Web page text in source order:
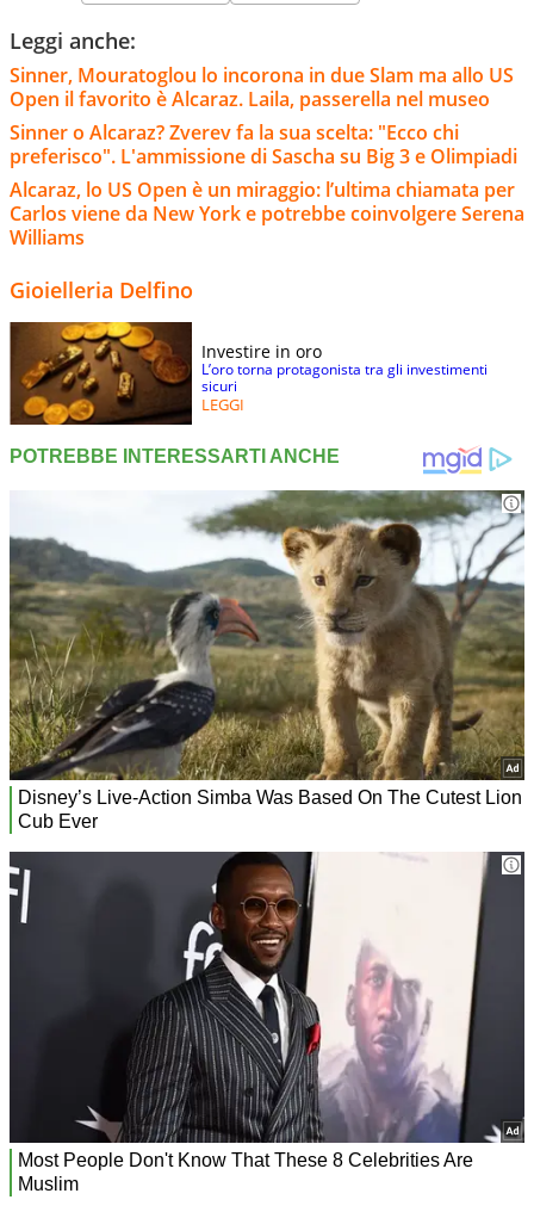
Leggi anche:
Sinner, Mouratoglou lo incorona in due Slam ma allo US
Open il favorito è Alcaraz. Laila, passerella nel museo
Sinner o Alcaraz? Zverev fa la sua scelta: "Ecco chi
preferisco". L'ammissione di Sascha su Big 3 e Olimpiadi
Alcaraz, lo US Open è un miraggio: l’ultima chiamata per
Carlos viene da New York e potrebbe coinvolgere Serena
Williams
Gioielleria Delfino
Investire in oro
L’oro torna protagonista tra gli investimenti
sicuri
LEGGI